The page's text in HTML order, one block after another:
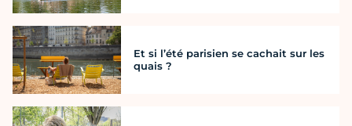
Et si l’été parisien se cachait sur les
quais ?